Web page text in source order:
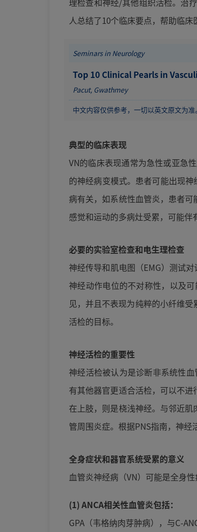
人总结了10个临床要点，帮助临床
Seminars in Neurology
Top 10 Clinical Pearls in
Pacut, Gwathmey
中文内容仅供参考，一切以英文原文为准。
典型的临床表现
VN的临床表现通常为急性或亚急
的神经病变模式。患者可能出现
病有关，如系统性血管炎，患者
感觉和运动的多病灶受累，可能伴
必要的实验室检查和电生理检查
神经传导和肌电图（EMG）测试
神经动作电位的不对称性，以及
见，并且不表现为纯粹的小纤维
活检的目标。
神经活检的重要性
神经活检被认为是诊断非系统性
有其他器官更适合活检，可以不
在上肢，则是桡浅神经。与邻近
管周围炎症。根据PNS指南，神经
全身症状和器官系统受累的意义
血管炎神经病（VN）可能是全身
(1) ANCA相关性血管炎包括：
GPA（韦格纳肉芽肿病），与C-